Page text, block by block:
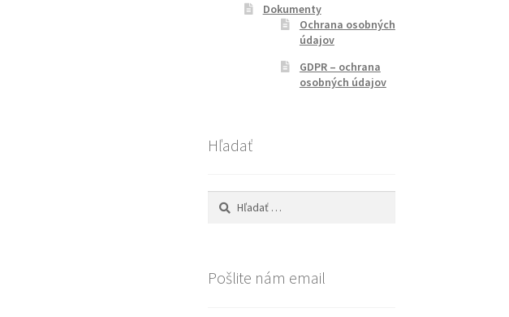
Dokumenty
Ochrana osobných
údajov
GDPR – ochrana
osobných údajov
Hľadať
Hľadať:
Pošlite nám email